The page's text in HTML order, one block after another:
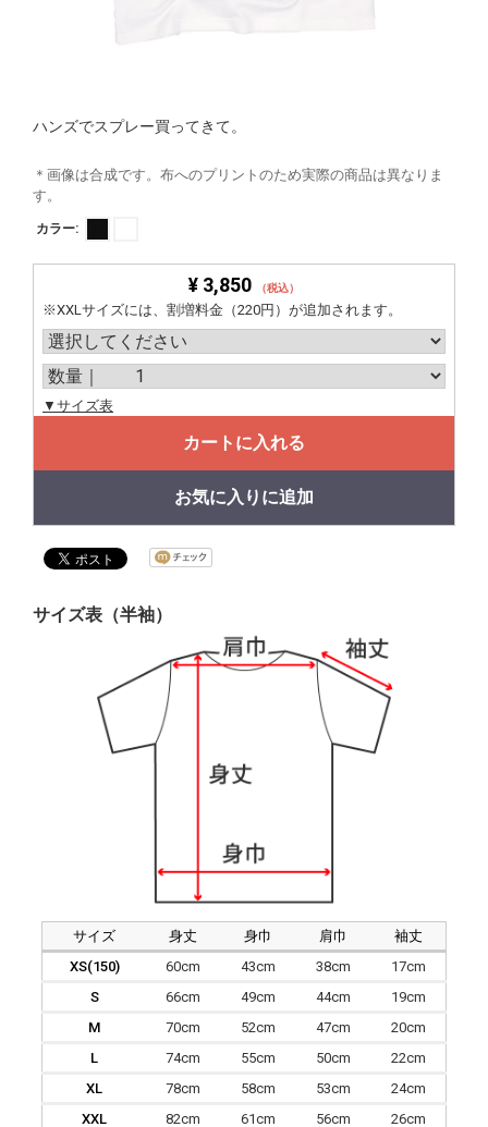
ハンズでスプレー買ってきて。
＊画像は合成です。布へのプリントのため実際の商品は異なりま
す。
カラー:
¥ 3,850 （税込）
※XXLサイズには、割増料金（220円）が追加されます。
▼サイズ表
カートに入れる
お気に入りに追加
サイズ表（半袖）
サイズ 身丈 身巾 肩巾
袖丈
XS(150)
60cm 43cm 38cm
17cm
S
66cm 49cm 44cm
19cm
M
70cm 52cm 47cm
20cm
L
74cm 55cm 50cm
22cm
XL
78cm 58cm 53cm
24cm
XXL
82cm 61cm 56cm 26cm